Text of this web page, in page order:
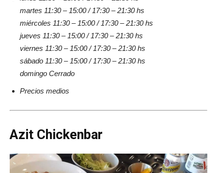
martes 11:30 – 15:00 / 17:30 – 21:30 hs
miércoles 11:30 – 15:00 / 17:30 – 21:30 hs
jueves 11:30 – 15:00 / 17:30 – 21:30 hs
viernes 11:30 – 15:00 / 17:30 – 21:30 hs
sábado 11:30 – 15:00 / 17:30 – 21:30 hs
domingo Cerrado
Precios medios
Azit Chickenbar